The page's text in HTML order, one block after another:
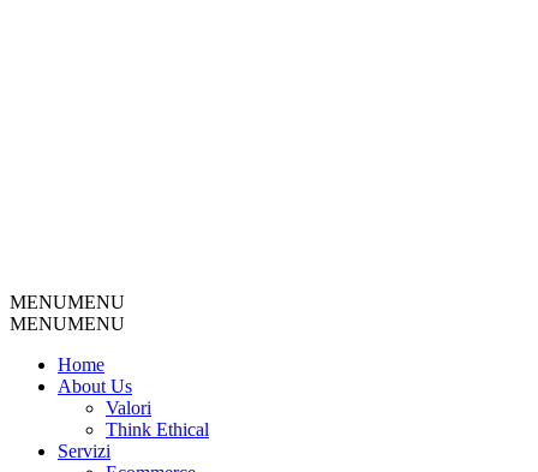
MENUMENU
MENUMENU
Home
About Us
Valori
Think Ethical
Servizi